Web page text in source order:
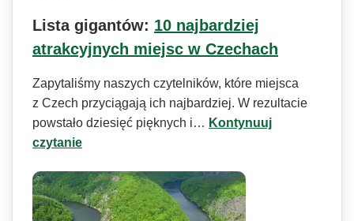
Lista gigantów: 10 najbardziej
atrakcyjnych miejsc w Czechach
Zapytaliśmy naszych czytelników, które miejsca
z Czech przyciągają ich najbardziej. W rezultacie
powstało dziesięć pięknych i… Kontynuuj
czytanie